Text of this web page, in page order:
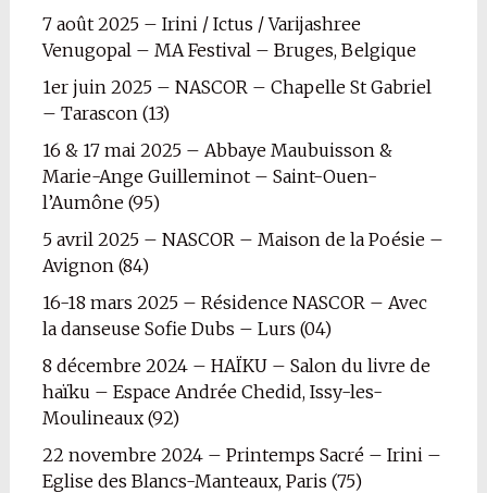
7 août 2025 – Irini / Ictus / Varijashree
Venugopal – MA Festival – Bruges, Belgique
1er juin 2025 – NASCOR – Chapelle St Gabriel
– Tarascon (13)
16 & 17 mai 2025 – Abbaye Maubuisson &
Marie-Ange Guilleminot – Saint-Ouen-
l’Aumône (95)
5 avril 2025 – NASCOR – Maison de la Poésie –
Avignon (84)
16-18 mars 2025 – Résidence NASCOR – Avec
la danseuse Sofie Dubs – Lurs (04)
8 décembre 2024 – HAÏKU – Salon du livre de
haïku – Espace Andrée Chedid, Issy-les-
Moulineaux (92)
22 novembre 2024 – Printemps Sacré – Irini –
Eglise des Blancs-Manteaux, Paris (75)